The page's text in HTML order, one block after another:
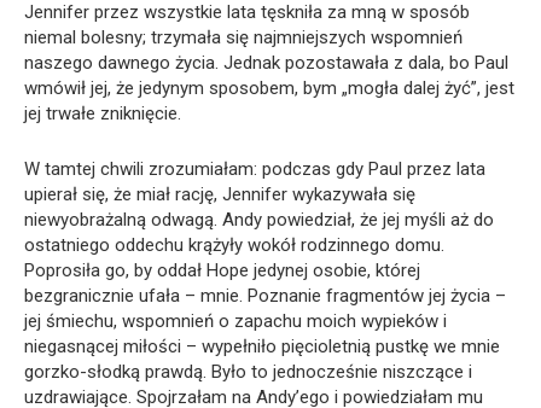
Jennifer przez wszystkie lata tęskniła za mną w sposób
niemal bolesny; trzymała się najmniejszych wspomnień
naszego dawnego życia. Jednak pozostawała z dala, bo Paul
wmówił jej, że jedynym sposobem, bym „mogła dalej żyć”, jest
jej trwałe zniknięcie.
W tamtej chwili zrozumiałam: podczas gdy Paul przez lata
upierał się, że miał rację, Jennifer wykazywała się
niewyobrażalną odwagą. Andy powiedział, że jej myśli aż do
ostatniego oddechu krążyły wokół rodzinnego domu.
Poprosiła go, by oddał Hope jedynej osobie, której
bezgranicznie ufała – mnie. Poznanie fragmentów jej życia –
jej śmiechu, wspomnień o zapachu moich wypieków i
niegasnącej miłości – wypełniło pięcioletnią pustkę we mnie
gorzko-słodką prawdą. Było to jednocześnie niszczące i
uzdrawiające. Spojrzałam na Andy’ego i powiedziałam mu